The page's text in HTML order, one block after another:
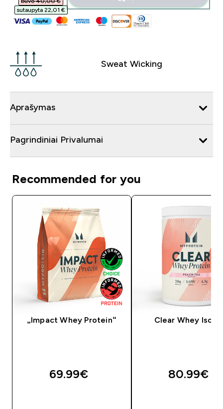
sutaupyta 22,01 €‎
Sweat Wicking
Aprašymas
Pagrindiniai Privalumai
Recommended for you
„Impact Whey Protein“
69.99€‎
Clear Whey
80.99€‎